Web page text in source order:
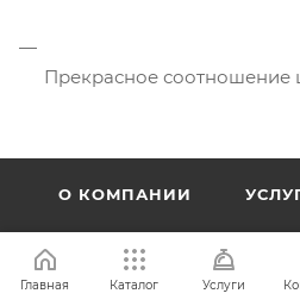
Прекрасное соотношение
О КОМПАНИИ
ПРОИЗВОДИТЕЛИ
Главная Каталог Услуги